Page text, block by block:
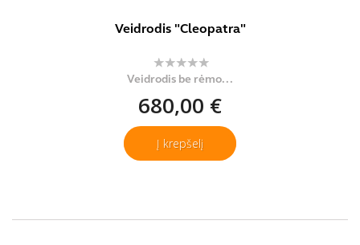
Veidrodis "Cleopatra"
Veidrodis be rėmo...
680,00 €
Į krepšelį